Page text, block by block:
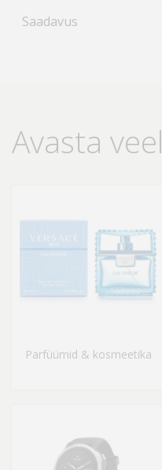
Saadavus
Avasta veel
Parfüümid & kosmeetika